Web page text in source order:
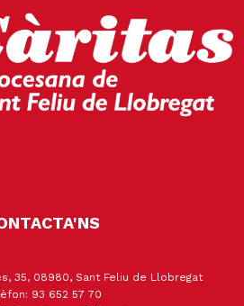
35, 08980, Sant Feliu de Llobregat
93 652 57 70